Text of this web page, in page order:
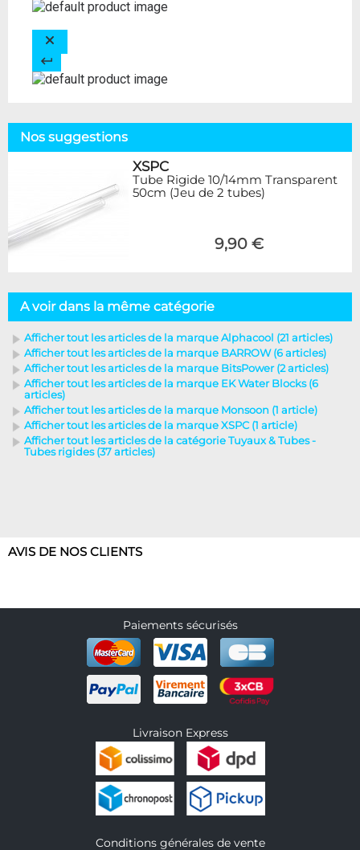
Nos suggestions
XSPC
Tube Rigide 10/14mm Transparent
50cm (Jeu de 2 tubes)
9,90 €
A voir dans la même catégorie
Afficher tout les articles de la marque Alphacool (21 articles)
Afficher tout les articles de la marque BARROW (6 articles)
Afficher tout les articles de la marque BitsPower (2 articles)
Afficher tout les articles de la marque EK Water Blocks (6
articles)
Afficher tout les articles de la marque Monsoon (1 article)
Afficher tout les articles de la marque XSPC (1 article)
Afficher tout les articles de la catégorie Tuyaux & Tubes -
Tubes rigides (37 articles)
AVIS DE NOS CLIENTS
Paiements sécurisés
Livraison Express
Conditions générales de vente